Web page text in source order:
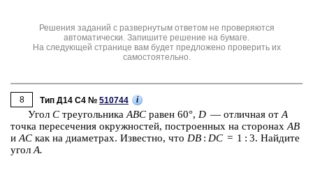
Решения заданий с развернутым ответом не проверяются
автоматически. Запишите решение на бумаге.
На следующей странице вам будет предложено проверить их
самостоятельно.
8 Тип Д14 C4 № 510744 i
Угол C тре­уголь­ни­каABC равен 60°, D — от­лич­ная отA
точка пе­ре­се­че­ния окруж­но­стей, по­стро­ен­ных на сто­ро­нахAB
иAC как на диа­мет­рах. Из­вест­но, что DB : DC = 1 : 3. Най­ди­те
уголA.